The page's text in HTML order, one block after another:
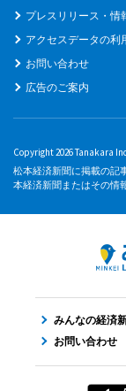
プレスリリース・情
アクセスデータの利
お問い合わせ
広告のご案内
Copyright 2026 Tanakara
松本経済新聞に掲載の記
本経済新聞またはその情
みんなの経済
お問い合わせ